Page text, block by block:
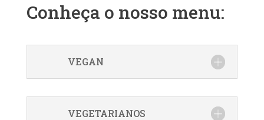
Conheça o nosso menu:
VEGAN
VEGETARIANOS